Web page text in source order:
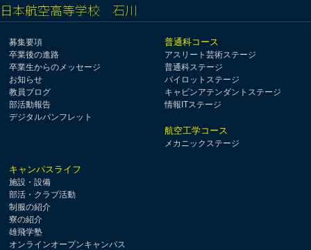
日本航空高等学校 石川
募集要項
卒業後の進路
卒業生からのメッセージ
お知らせ
教員ブログ
部活動報告
デジタルパンフレット
普通科コース
アスリート芸術ステージ
普通科ステージ
パイロットステージ
キャビンアテンダントステージ
情報ITステージ
航空工学コース
メカニックステージ
キャンパスライフ
施設・設備
部活・クラブ活動
制服の紹介
寮の紹介
雄飛学塾
オンラインオープンキャンパス